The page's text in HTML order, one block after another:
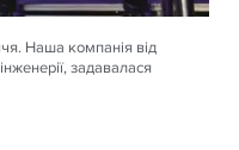
Наша компанія від
задавалася